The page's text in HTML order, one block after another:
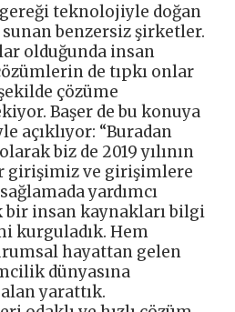
teknolojiyle doğan
sunan benzersiz şirketler.
olduğunda insan
de tıpkı onlar
çözüme
Başer de bu konuya
açıklıyor: “Buradan
biz de 2019 yılının
girişimiz ve girişimlere
yardımcı
bir insan kaynakları bilgi
kurguladık. Hem
hayattan gelen
dünyasına
yarattık.